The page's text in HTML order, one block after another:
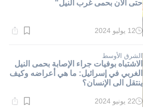
حتى الآن بحمى غرب النيل"
وقت
دقيقة.
12 يوليو 2024
الشرق الأوسط
الاشتباه بوفيات جراء الإصابة بحمى النيل
الغربي في إسرائيل: ما هي أعراضه وكيف
ينتقل الى الإنسان؟
وقت
22 يونيو 2024